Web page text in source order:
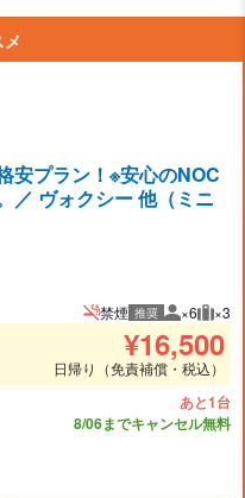
安プラン！※安心のNOC
／ ヴォクシー 他（ミニ
禁煙 推奨 推奨人数
×6 推奨
×3
¥16,500
日帰り（免責補償・税込）
あと1台
8/06までキャンセル無料